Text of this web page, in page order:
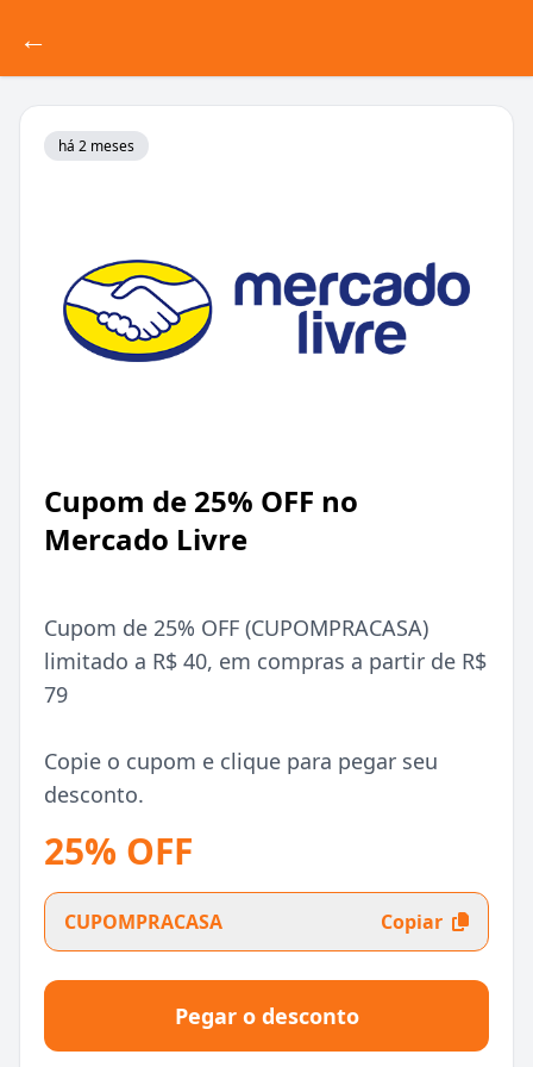
←
há 2 meses
Cupom de 25% OFF no
Mercado Livre
Cupom de 25% OFF (CUPOMPRACASA)
limitado a R$ 40, em compras a partir de R$
79
Copie o cupom e clique para pegar seu
desconto.
25% OFF
CUPOMPRACASA Copiar
Pegar o desconto